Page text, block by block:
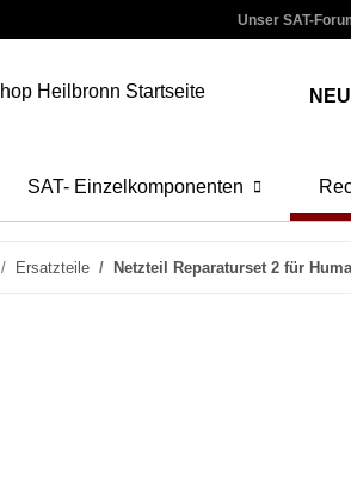
Unser SAT-
SAT- Einzelkomponenten
Ersatzteile Netzteil Reparaturset 2 für